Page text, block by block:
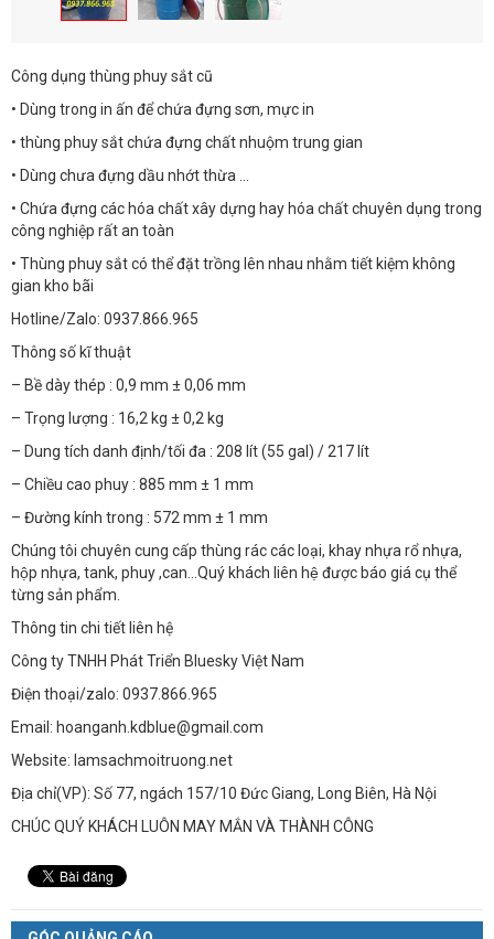
Công dụng thùng phuy sắt cũ
• Dùng trong in ấn để chứa đựng sơn, mực in
• thùng phuy sắt chứa đựng chất nhuộm trung gian
• Dùng chưa đựng dầu nhớt thừa …
• Chứa đựng các hóa chất xây dựng hay hóa chất chuyên dụng trong
công nghiệp rất an toàn
• Thùng phuy sắt có thể đặt trồng lên nhau nhằm tiết kiệm không
gian kho bãi
Hotline/Zalo: 0937.866.965
Thông số kĩ thuật
– Bề dày thép : 0,9 mm ± 0,06 mm
– Trọng lượng : 16,2 kg ± 0,2 kg
– Dung tích danh định/tối đa : 208 lít (55 gal) / 217 lít
– Chiều cao phuy : 885 mm ± 1 mm
– Đường kính trong : 572 mm ± 1 mm
Chúng tôi chuyên cung cấp thùng rác các loại, khay nhựa rổ nhựa,
hộp nhựa, tank, phuy ,can…Quý khách liên hệ được báo giá cụ thể
từng sản phẩm.
Thông tin chi tiết liên hệ
Công ty TNHH Phát Triển Bluesky Việt Nam
Điện thoại/zalo: 0937.866.965
Email: hoanganh.kdblue@gmail.com
Website: lamsachmoitruong.net
Địa chỉ(VP): Số 77, ngách 157/10 Đức Giang, Long Biên, Hà Nội
CHÚC QUÝ KHÁCH LUÔN MAY MẮN VÀ THÀNH CÔNG